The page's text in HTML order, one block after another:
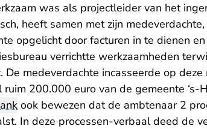
was als projectleider van het
heeft samen met zijn
opgelicht door facturen in te dienen
verrichtte werkzaamheden
De medeverdachte incasseerde op
200.000 euro van de gemeente ‘s-
ook bewezen dat de ambtenaar 2
In deze processen-verbaal deed de